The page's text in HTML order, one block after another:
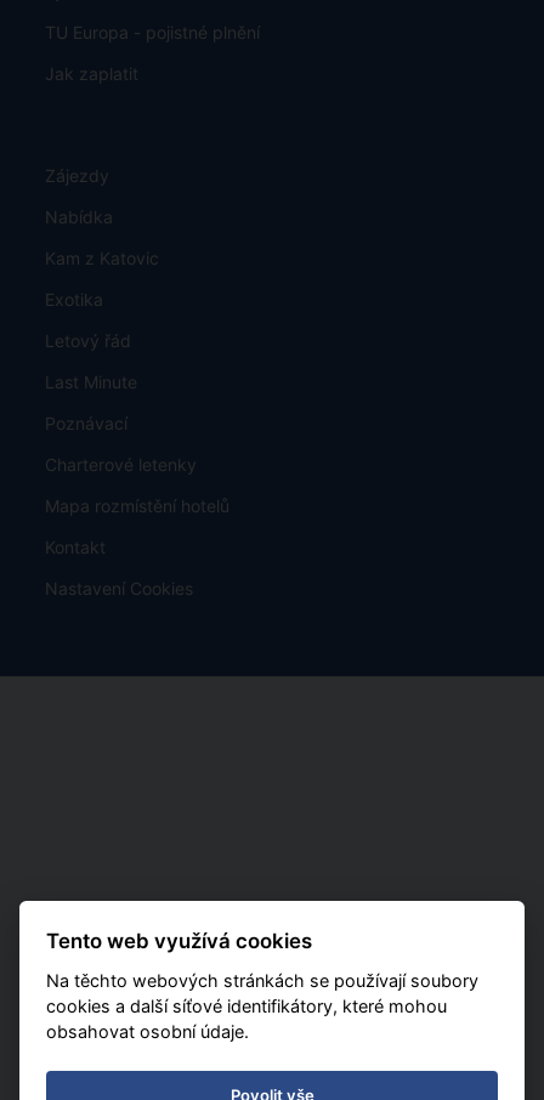
TU Europa - pojistné plnění
Jak zaplatit
Zájezdy
Nabídka
Kam z Katovic
Exotika
Letový řád
Last Minute
Poznávací
Charterové letenky
Mapa rozmístění hotelů
Kontakt
Nastavení Cookies
Tento web využívá cookies
Na těchto webových stránkách se používají soubory
cookies a další síťové identifikátory, které mohou
obsahovat osobní údaje.
Povolit vše